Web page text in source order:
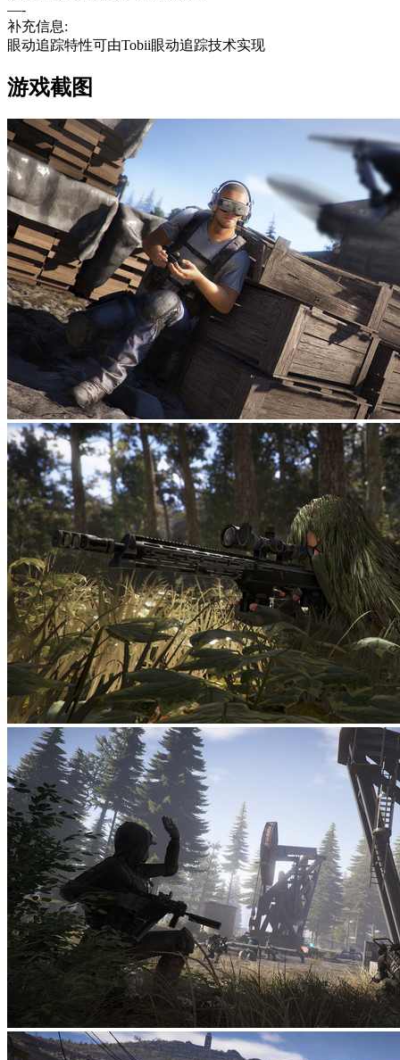
—-
补充信息:
眼动追踪特性可由Tobii眼动追踪技术实现
游戏截图